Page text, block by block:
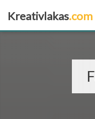
Kreativlakas.com